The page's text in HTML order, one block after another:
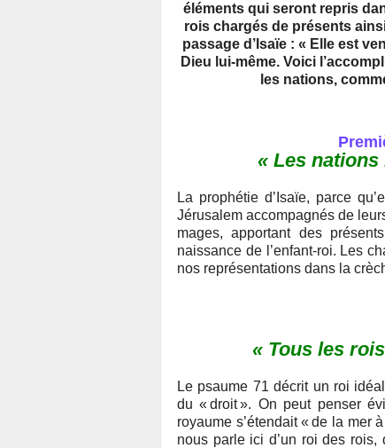
éléments qui seront repris
rois chargés de présents
passage d’Isaïe : « Elle est
Dieu lui-même. Voici
les nations,
« Les
La prophétie d’Isaïe, parce
Jérusalem accompagnés de
mages, apportant des
naissance de l’enfant-roi. Les
nos représentations dans la
« Tous les
Le psaume 71 décrit un roi
du « droit ». On peut penser
royaume s’étendait « de la mer
nous parle ici d’un roi des